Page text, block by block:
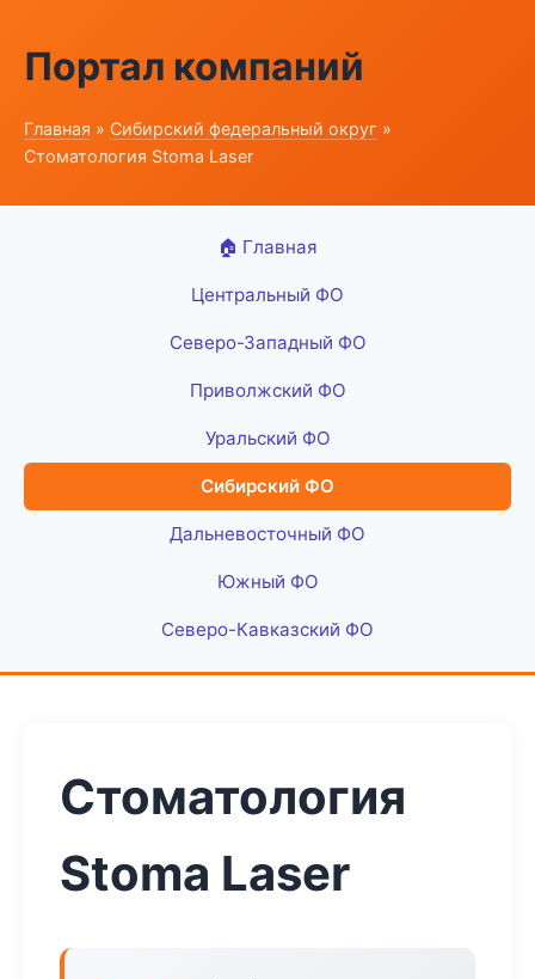
Портал компаний
Главная » Сибирский федеральный округ »
Стоматология Stoma Laser
🏠 Главная
Центральный ФО
Северо-Западный ФО
Приволжский ФО
Уральский ФО
Сибирский ФО
Дальневосточный ФО
Южный ФО
Северо-Кавказский ФО
Стоматология
Stoma Laser